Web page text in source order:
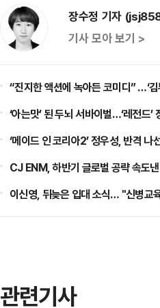
장수정 기자
기사 모아 보기 >
“진지한 액션에 녹아든 코미디” …‘
‘아는맛’ 된 두뇌 서바이벌…‘레전드
‘메이드 인 코리아2’ 정우성, 반격
CJ ENM, 하반기 글로벌 공략 속도
이신영, 뒤늦은 입대 소식… "신병교
관련기사